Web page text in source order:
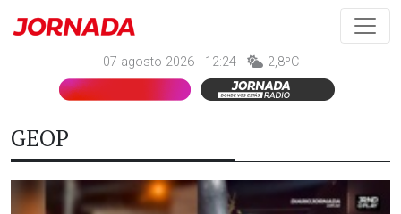
07 agosto 2026 - 12:24 - 2,8ºC
GEOP